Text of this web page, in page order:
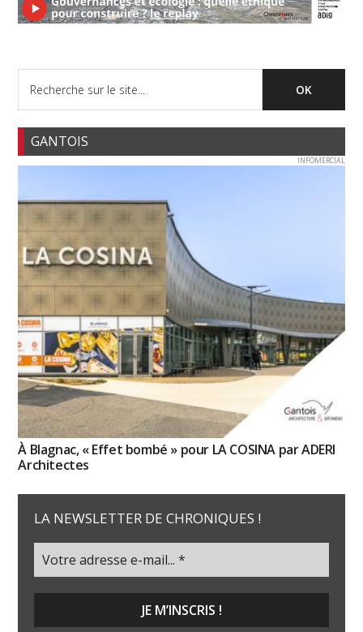
GANTOIS
INFOMERCIAL
À Blagnac, « Effet bombé » pour LA COSINA par ADERI
Architectes
LA NEWSLETTER DE CHRONIQUES !